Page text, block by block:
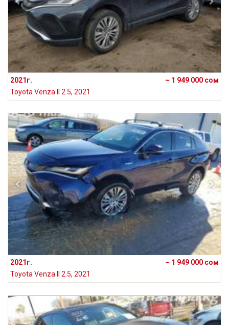
2021г.
~ 1 949 000 сом
Toyota Venza II 2.5, 2021
2021г.
~ 1 949 000 сом
Toyota Venza II 2.5, 2021